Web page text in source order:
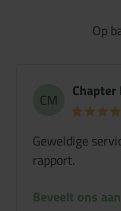
Op
CM Chapter
Geweldige
rapport.
Beveelt ons aan